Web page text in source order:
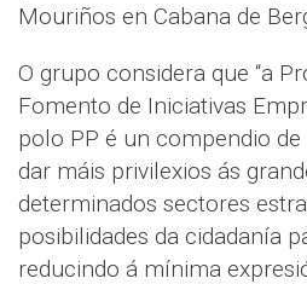
Mouriños en Cabana de
O grupo considera que “a
Fomento de Iniciativas
polo PP é un compendio
dar máis privilexios ás
determinados sectores
posibilidades da cidadanía
reducindo á mínima